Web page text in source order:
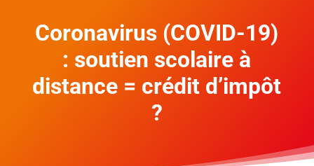
Coronavirus (COVID-19)
: soutien scolaire à
distance = crédit d’impôt
?